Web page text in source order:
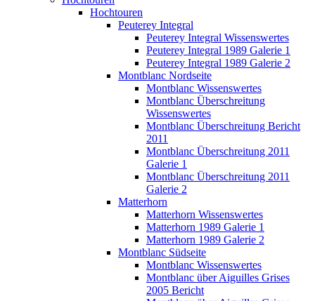
Hochtouren
Peuterey Integral
Peuterey Integral Wissenswertes
Peuterey Integral 1989 Galerie 1
Peuterey Integral 1989 Galerie 2
Montblanc Nordseite
Montblanc Wissenswertes
Montblanc Überschreitung
Wissenswertes
Montblanc Überschreitung Bericht
2011
Montblanc Überschreitung 2011
Galerie 1
Montblanc Überschreitung 2011
Galerie 2
Matterhorn
Matterhorn Wissenswertes
Matterhorn 1989 Galerie 1
Matterhorn 1989 Galerie 2
Montblanc Südseite
Montblanc Wissenswertes
Montblanc über Aiguilles Grises
2005 Bericht